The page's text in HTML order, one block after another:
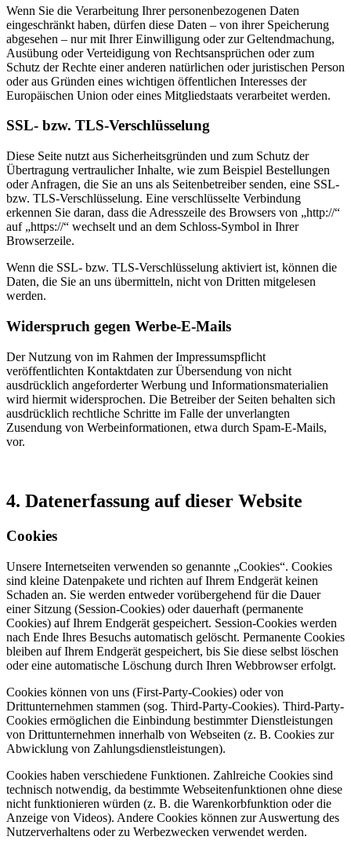
Wenn Sie die Verarbeitung Ihrer personenbezogenen Daten
eingeschränkt haben, dürfen diese Daten – von ihrer Speicherung
abgesehen – nur mit Ihrer Einwilligung oder zur Geltendmachung,
Ausübung oder Verteidigung von Rechtsansprüchen oder zum
Schutz der Rechte einer anderen natürlichen oder juristischen Person
oder aus Gründen eines wichtigen öffentlichen Interesses der
Europäischen Union oder eines Mitgliedstaats verarbeitet werden.
SSL- bzw. TLS-Verschlüsselung
Diese Seite nutzt aus Sicherheitsgründen und zum Schutz der
Übertragung vertraulicher Inhalte, wie zum Beispiel Bestellungen
oder Anfragen, die Sie an uns als Seitenbetreiber senden, eine SSL-
bzw. TLS-Verschlüsselung. Eine verschlüsselte Verbindung
erkennen Sie daran, dass die Adresszeile des Browsers von „http://“
auf „https://“ wechselt und an dem Schloss-Symbol in Ihrer
Browserzeile.
Wenn die SSL- bzw. TLS-Verschlüsselung aktiviert ist, können die
Daten, die Sie an uns übermitteln, nicht von Dritten mitgelesen
werden.
Widerspruch gegen Werbe-E-Mails
Der Nutzung von im Rahmen der Impressumspflicht
veröffentlichten Kontaktdaten zur Übersendung von nicht
ausdrücklich angeforderter Werbung und Informationsmaterialien
wird hiermit widersprochen. Die Betreiber der Seiten behalten sich
ausdrücklich rechtliche Schritte im Falle der unverlangten
Zusendung von Werbeinformationen, etwa durch Spam-E-Mails,
vor.
4. Datenerfassung auf dieser Website
Cookies
Unsere Internetseiten verwenden so genannte „Cookies“. Cookies
sind kleine Datenpakete und richten auf Ihrem Endgerät keinen
Schaden an. Sie werden entweder vorübergehend für die Dauer
einer Sitzung (Session-Cookies) oder dauerhaft (permanente
Cookies) auf Ihrem Endgerät gespeichert. Session-Cookies werden
nach Ende Ihres Besuchs automatisch gelöscht. Permanente Cookies
bleiben auf Ihrem Endgerät gespeichert, bis Sie diese selbst löschen
oder eine automatische Löschung durch Ihren Webbrowser erfolgt.
Cookies können von uns (First-Party-Cookies) oder von
Drittunternehmen stammen (sog. Third-Party-Cookies). Third-Party-
Cookies ermöglichen die Einbindung bestimmter Dienstleistungen
von Drittunternehmen innerhalb von Webseiten (z. B. Cookies zur
Abwicklung von Zahlungsdienstleistungen).
Cookies haben verschiedene Funktionen. Zahlreiche Cookies sind
technisch notwendig, da bestimmte Webseitenfunktionen ohne diese
nicht funktionieren würden (z. B. die Warenkorbfunktion oder die
Anzeige von Videos). Andere Cookies können zur Auswertung des
Nutzerverhaltens oder zu Werbezwecken verwendet werden.